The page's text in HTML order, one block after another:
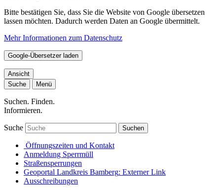
Bitte bestätigen Sie, dass Sie die Website von Google übersetzen
lassen möchten. Dadurch werden Daten an Google übermittelt.
Mehr Informationen zum Datenschutz
Google-Übersetzer laden
Ansicht
Suche
Menü
Suchen. Finden.
Informieren.
Suche Suchen
Öffnungszeiten und Kontakt
Anmeldung Sperrmüll
Straßensperrungen
Geoportal Landkreis Bamberg: Externer Link
Ausschreibungen